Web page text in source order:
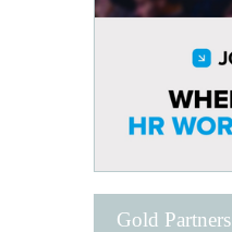
Gold Partners